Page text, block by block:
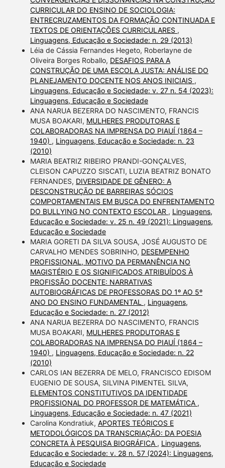
CURRICULAR DO ENSINO DE SOCIOLOGIA:
ENTRECRUZAMENTOS DA FORMAÇÃO CONTINUADA E
TEXTOS DE ORIENTAÇÕES CURRICULARES ,
Linguagens, Educação e Sociedade: n. 29 (2013)
Léia de Cássia Fernandes Hegeto, Roberlayne de
Oliveira Borges Roballo, DESAFIOS PARA A
CONSTRUÇÃO DE UMA ESCOLA JUSTA: ANÁLISE DO
PLANEJAMENTO DOCENTE NOS ANOS INICIAIS ,
Linguagens, Educação e Sociedade: v. 27 n. 54 (2023):
Linguagens, Educação e Sociedade
ANA NARUA BEZERRA DO NASCIMENTO, FRANCIS
MUSA BOAKARI, MULHERES PRODUTORAS E
COLABORADORAS NA IMPRENSA DO PIAUÍ (1864 –
1940) , Linguagens, Educação e Sociedade: n. 23
(2010)
MARIA BEATRIZ RIBEIRO PRANDI-GONÇALVES,
CLEISON CAPUZZO SISCATI, LUZIA BEATRIZ BONATO
FERNANDES, DIVERSIDADE DE GÊNERO: A
DESCONSTRUÇÃO DE BARREIRAS SÓCIOS
COMPORTAMENTAIS EM BUSCA DO ENFRENTAMENTO
DO BULLYING NO CONTEXTO ESCOLAR , Linguagens,
Educação e Sociedade: v. 25 n. 49 (2021): Linguagens,
Educação e Sociedade
MARIA GORETI DA SILVA SOUSA, JOSÉ AUGUSTO DE
CARVALHO MENDES SOBRINHO, DESEMPENHO
PROFISSIONAL, MOTIVO DA PERMANÊNCIA NO
MAGISTÉRIO E OS SIGNIFICADOS ATRIBUÍDOS À
PROFISSÃO DOCENTE: NARRATIVAS
AUTOBIOGRÁFICAS DE PROFESSORAS DO 1º AO 5º
ANO DO ENSINO FUNDAMENTAL , Linguagens,
Educação e Sociedade: n. 27 (2012)
ANA NARUA BEZERRA DO NASCIMENTO, FRANCIS
MUSA BOAKARI, MULHERES PRODUTORAS E
COLABORADORAS NA IMPRENSA DO PIAUÍ (1864 –
1940) , Linguagens, Educação e Sociedade: n. 22
(2010)
CARLOS IAN BEZERRA DE MELO, FRANCISCO EDISOM
EUGENIO DE SOUSA, SILVINA PIMENTEL SILVA,
ELEMENTOS CONSTITUTIVOS DA IDENTIDADE
PROFISSIONAL DO PROFESSOR DE MATEMÁTICA ,
Linguagens, Educação e Sociedade: n. 47 (2021)
Carolina Kondratiuk, APORTES TEÓRICOS E
METODOLÓGICOS DA TRANSCRIAÇÃO: DA POESIA
CONCRETA À PESQUISA BIOGRÁFICA , Linguagens,
Educação e Sociedade: v. 28 n. 57 (2024): Linguagens,
Educação e Sociedade